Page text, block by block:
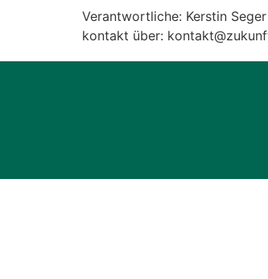
Verantwortliche: Kerstin
kontakt über: